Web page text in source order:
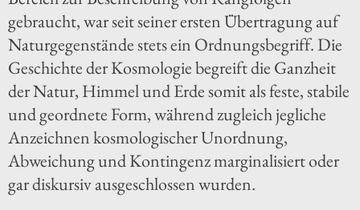
gebraucht, war seit seiner ersten Übertragung auf
Naturgegenstände stets ein Ordnungsbegriff. Die
Geschichte der Kosmologie begreift die Ganzheit
der Natur, Himmel und Erde somit als feste, stabile
und geordnete Form, während zugleich jegliche
Anzeichnen kosmologischer Unordnung,
Abweichung und Kontingenz marginalisiert oder
gar diskursiv ausgeschlossen wurden.